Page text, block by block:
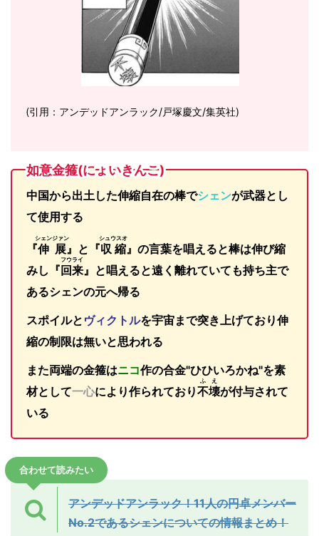
(引用：アンデッドアンラック/戸塚慶文/集英社)
如意金箍(にょいきんこ)
中国から出土した伸縮自在の棒でシェンが武器とし
て使用する
『伸展
シェンジァン
』と『収縮
シュウスオ
』の言葉を唱えると棒は伸び縮
みし『 回来
フウライ
』と唱えると遠く離れていても持ち主で
あるシェンの元へ帰る
スポイルと ヴィクトルを宇宙まで突き上げており伸
縮の制限は無いと思われる
また両端の金箍はニコ作の合金"ひひいろかね"を素
材として一心により作られており不壊
ふえ
が付与されて
いる
合わせて読みたい
アンデッドアンラック！11人の円卓メンバー
No.2であるシェンについての情報まとめ！